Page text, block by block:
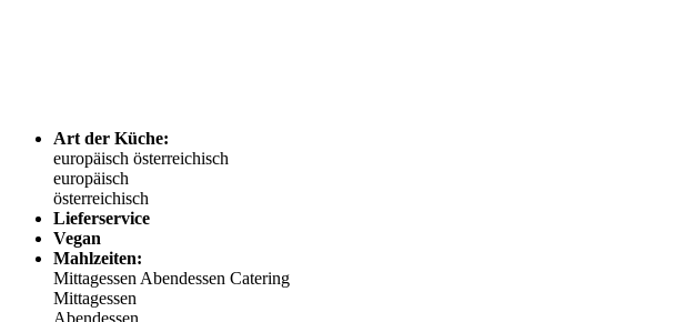
Art der Küche:
europäisch österreichisch
europäisch
österreichisch
Lieferservice
Vegan
Mahlzeiten:
Mittagessen Abendessen Catering
Mittagessen
Abendessen